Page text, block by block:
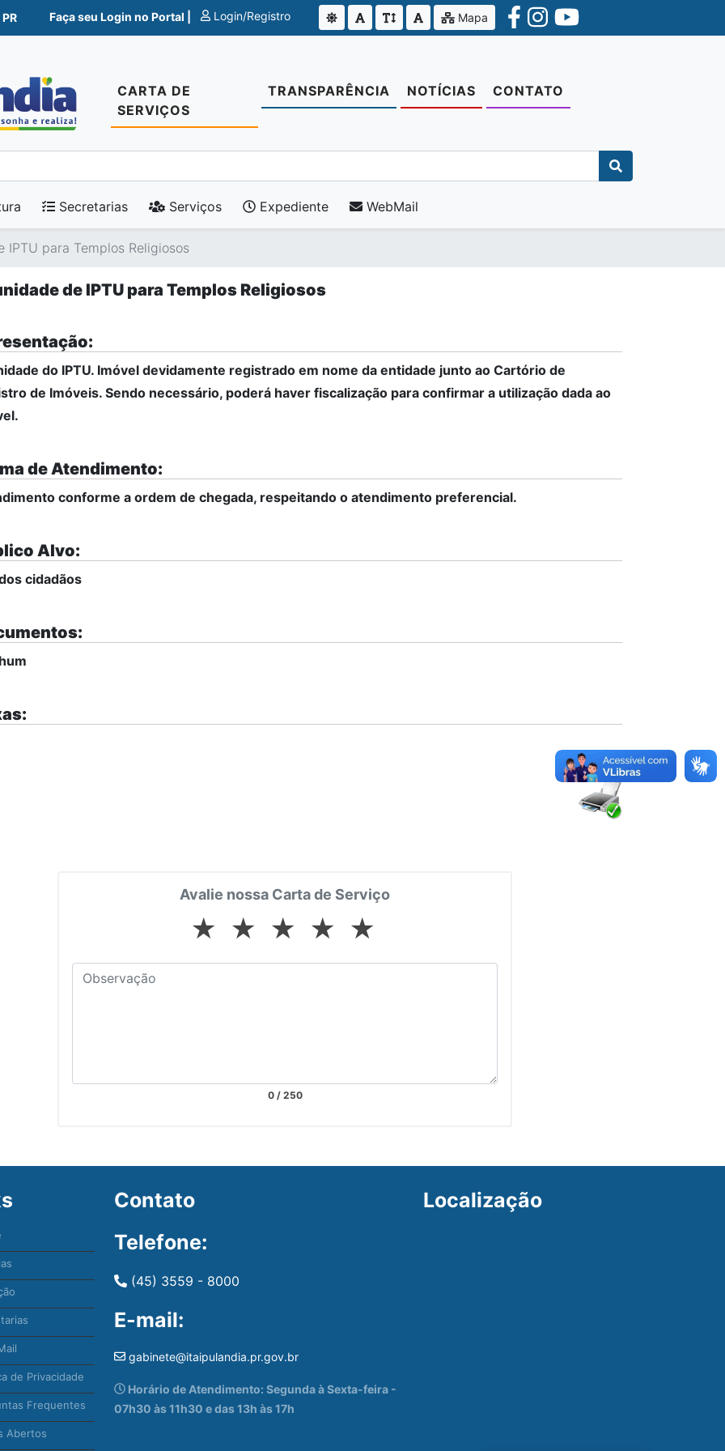
Faça seu Login no Portal | Login/Registro Mapa
CARTA DE
SERVIÇOS
TRANSPARÊNCIA NOTÍCIAS CONTATO
Secretarias Serviços Expediente WebMail
IPTU para Templos Religiosos
de IPTU para Templos Religiosos
do IPTU. Imóvel devidamente registrado em nome da entidade junto ao Cartório de
de Imóveis. Sendo necessário, poderá haver fiscalização para confirmar a utilização dada ao
de Atendimento:
conforme a ordem de chegada, respeitando o atendimento preferencial.
Alvo:
cidadãos
Avalie nossa Carta de Serviço
★ ★ ★ ★ ★
0/ 250
de Privacidade
Frequentes
Abertos
Contato
Telefone:
(45) 3559 - 8000
E-mail:
gabinete@itaipulandia.pr.gov.br
Horário de Atendimento: Segunda à Sexta-feira -
07h30 às 11h30 e das 13h às 17h
Localização